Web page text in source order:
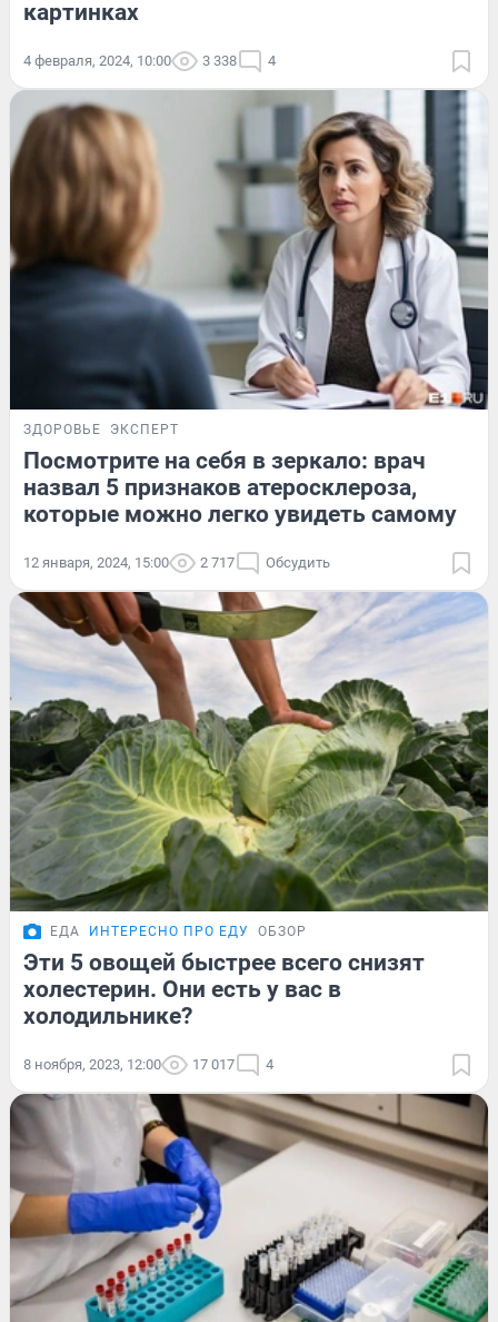
картинках
4 февраля, 2024, 10:00 3 338 4
ЗДОРОВЬЕ ЭКСПЕРТ
Посмотрите на себя в зеркало: врач
назвал 5 признаков атеросклероза,
которые можно легко увидеть самому
12 января, 2024, 15:00 2 717 Обсудить
ЕДА ИНТЕРЕСНО ПРО ЕДУ ОБЗОР
Эти 5 овощей быстрее всего снизят
холестерин. Они есть у вас в
холодильнике?
8 ноября, 2023, 12:00 17 017 4